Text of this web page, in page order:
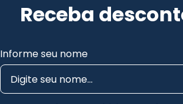
Receba
Informe seu nome